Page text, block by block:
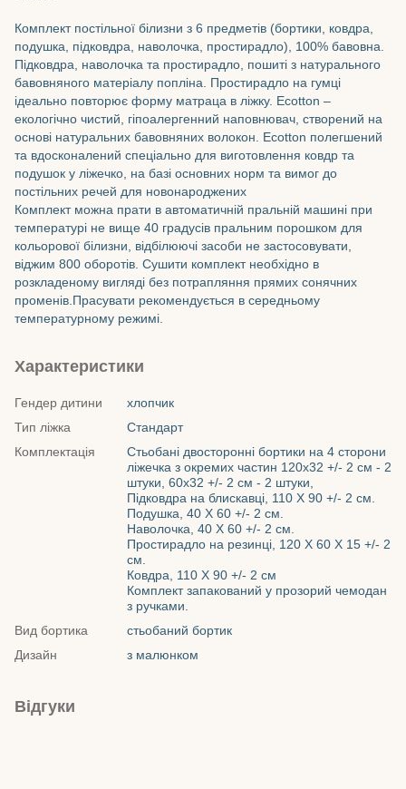
Комплект постільної білизни з 6 предметів (бортики, ковдра,
подушка, підковдра, наволочка, простирадло), 100% бавовна.
Підковдра, наволочка та простирадло, пошиті з натурального
бавовняного матеріалу попліна. Простирадло на гумці
ідеально повторює форму матраца в ліжку. Ecotton –
екологічно чистий, гіпоалергенний наповнювач, створений на
основі натуральних бавовняних волокон. Ecotton полегшений
та вдосконалений спеціально для виготовлення ковдр та
подушок у ліжечко, на базі основних норм та вимог до
постільних речей для новонароджених
Комплект можна прати в автоматичній пральній машині при
температурі не вище 40 градусів пральним порошком для
кольорової білизни, відбілюючі засоби не застосовувати,
віджим 800 оборотів. Сушити комплект необхідно в
розкладеному вигляді без потрапляння прямих сонячних
променів.Прасувати рекомендується в середньому
температурному режимі.
Характеристики
Гендер дитини
хлопчик
Тип ліжка
Стандарт
Комплектація
Стьобані двосторонні бортики на 4 сторони
ліжечка з окремих частин 120х32 +/- 2 см - 2
штуки, 60х32 +/- 2 см - 2 штуки,
Підковдра на блискавці, 110 Х 90 +/- 2 см.
Подушка, 40 Х 60 +/- 2 см.
Наволочка, 40 Х 60 +/- 2 см.
Простирадло на резинці, 120 Х 60 Х 15 +/- 2
см.
Ковдра, 110 Х 90 +/- 2 см
Комплект запакований у прозорий чемодан
з ручками.
Вид бортика
стьобаний бортик
Дизайн
з малюнком
Відгуки